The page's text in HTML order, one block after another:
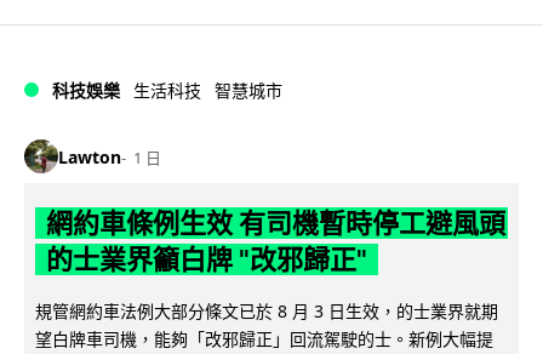
科技娛樂 生活科技 智慧城市
Lawton 1 日
網約車條例生效 有司機暫時停工避風頭
的士業界籲白牌 "改邪歸正"
規管網約車法例大部分條文已於 8 月 3 日生效，的士業界就期
望白牌車司機，能夠「改邪歸正」回流駕駛的士。新例大幅提